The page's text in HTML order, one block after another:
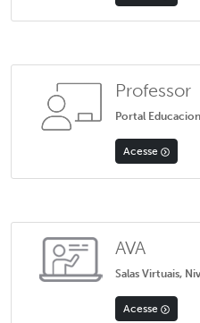
Professor
Portal
Acesse
AVA
Salas Virtuais,
Acesse